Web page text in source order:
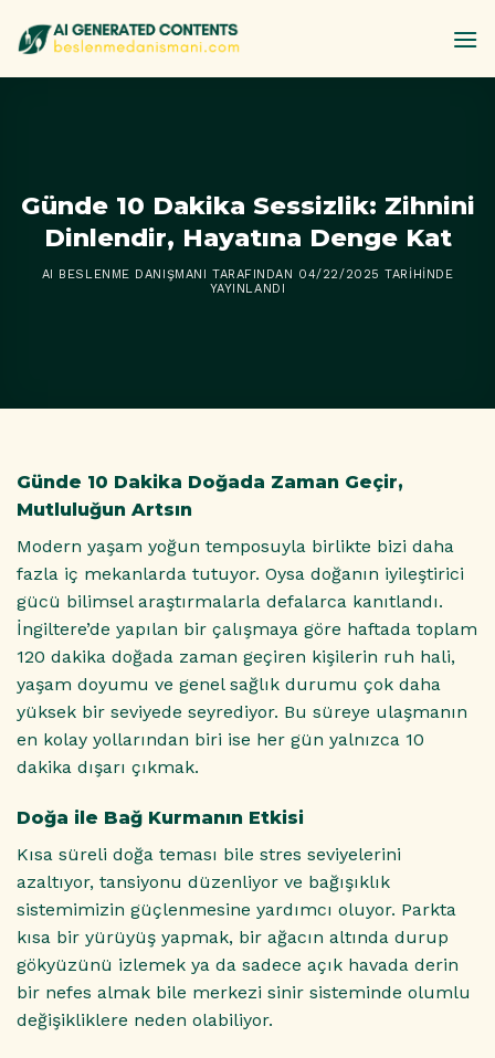
atla
Günde 10 Dakika Sessizlik: Zihnini
Dinlendir, Hayatına Denge Kat
AI BESLENME DANIŞMANI TARAFINDAN 04/22/2025 TARIHINDE
YAYINLANDI
Günde 10 Dakika Doğada Zaman Geçir,
Mutluluğun Artsın
Modern yaşam yoğun temposuyla birlikte bizi daha
fazla iç mekanlarda tutuyor. Oysa doğanın iyileştirici
gücü bilimsel araştırmalarla defalarca kanıtlandı.
İngiltere’de yapılan bir çalışmaya göre haftada toplam
120 dakika doğada zaman geçiren kişilerin ruh hali,
yaşam doyumu ve genel sağlık durumu çok daha
yüksek bir seviyede seyrediyor. Bu süreye ulaşmanın
en kolay yollarından biri ise her gün yalnızca 10
dakika dışarı çıkmak.
Doğa ile Bağ Kurmanın Etkisi
Kısa süreli doğa teması bile stres seviyelerini
azaltıyor, tansiyonu düzenliyor ve bağışıklık
sistemimizin güçlenmesine yardımcı oluyor. Parkta
kısa bir yürüyüş yapmak, bir ağacın altında durup
gökyüzünü izlemek ya da sadece açık havada derin
bir nefes almak bile merkezi sinir sisteminde olumlu
değişikliklere neden olabiliyor.